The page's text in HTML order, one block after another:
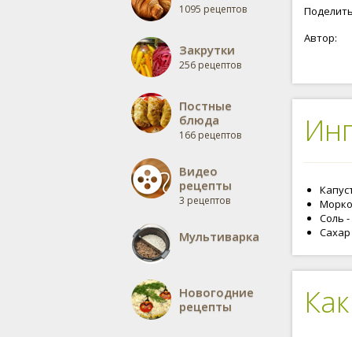
1095 рецептов
Закрутки
256 рецептов
Постные
блюда
166 рецептов
Видео
рецепты
3 рецептов
Мультиварка
Новогодние
рецепты
Рецепт
капусты
Автор:
Соль -
Сахар